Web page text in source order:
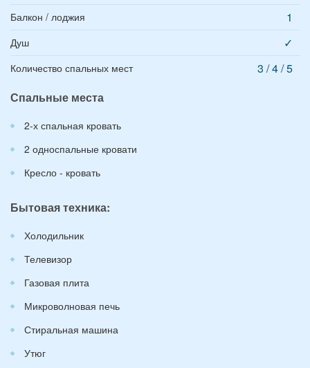
Балкон / лоджия 1
Душ ✓
Количество спальных мест
3 / 4 / 5
Спальные места
2-х спальная кровать
2 односпальные кровати
Кресло - кровать
Бытовая техника:
Холодильник
Телевизор
Газовая плита
Микроволновая печь
Стиральная машина
Утюг